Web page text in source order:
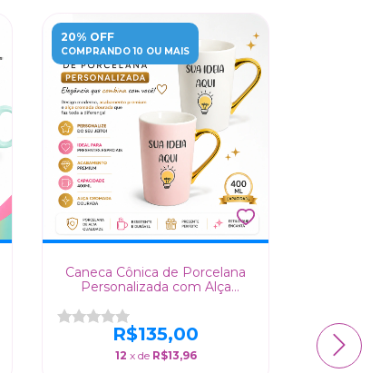
20% OFF
COMPRANDO 10 OU MAIS
Caneca Cônica de Porcelana
Personalizada com Alça
R$135,00
12 x de R$13,96